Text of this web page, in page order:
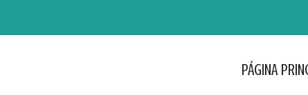
PÁGINA